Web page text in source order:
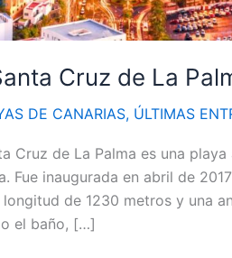
Cruz de La
DE CANARIAS, ÚLTIMAS
Cruz de La Palma es una
Fue inaugurada en abril de
longitud de 1230 metros y una
el baño, […]